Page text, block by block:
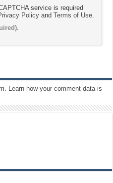
service is required
Policy andTerms of Use
Learn how your comment data is